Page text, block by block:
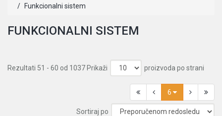
Funkcionalni sistem
FUNKCIONALNI SISTEM
Rezultati 51 - 60 od 1037 Prikaži proizvoda po strani
6
Sortiraj po